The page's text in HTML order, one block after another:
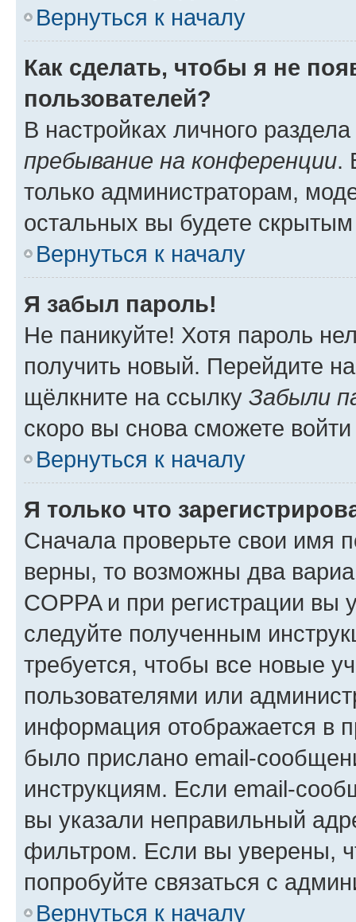
Вернуться к началу
Как сделать, чтобы я не
пользователей?
В настройках личного
пребывание на конференции.
только администраторам,
остальных вы будете
Вернуться к началу
Я забыл пароль!
Не паникуйте! Хотя пароль
получить новый. Перейдите
щёлкните на ссылку Забыли
скоро вы снова сможете
Вернуться к началу
Я только что
Сначала проверьте свои имя
верны, то возможны два
COPPA и при регистрации вы
следуйте полученным
требуется, чтобы все новые
пользователями или
информация отображается в
было прислано email-
инструкциям. Если email-
вы указали неправильный
фильтром. Если вы уверены,
попробуйте связаться с
Вернуться к началу